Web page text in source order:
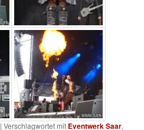
|Verschlagwortet mit Eventwerk Saar,